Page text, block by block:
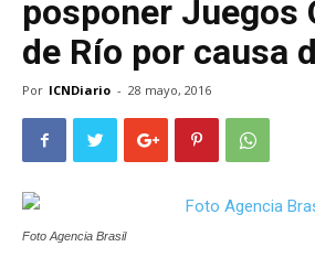
posponer Juegos
de Río por causa
Por ICNDiario - 28 mayo, 2016
Foto Agencia Brasil